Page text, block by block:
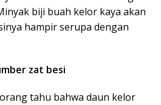
biji buah kelor kaya akan
hampir serupa dengan
zat besi
tahu bahwa daun kelor